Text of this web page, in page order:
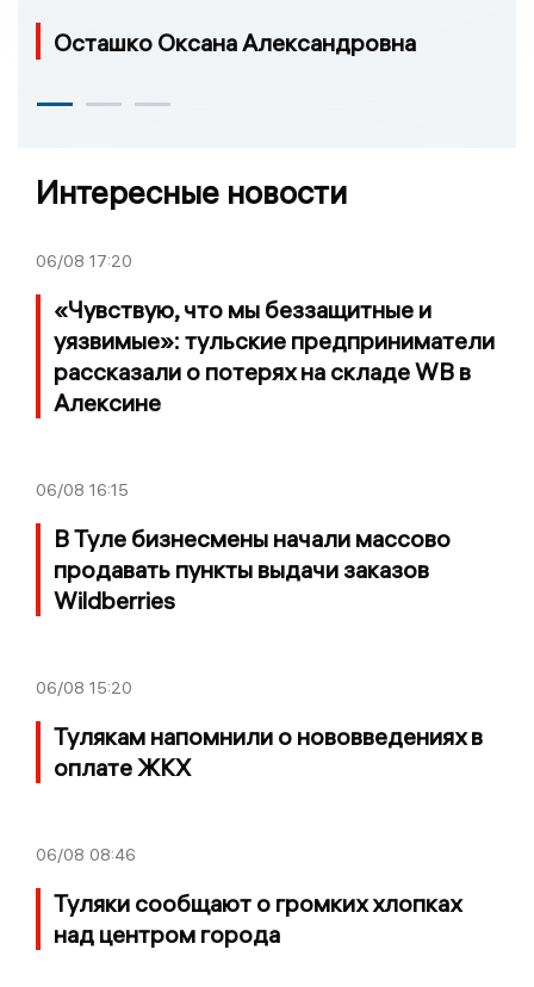
Осташко Оксана Александровна
Интересные новости
06/08 17:20
«Чувствую, что мы беззащитные и
уязвимые»: тульские предприниматели
рассказали о потерях на складе WB в
Алексине
06/08 16:15
В Туле бизнесмены начали массово
продавать пункты выдачи заказов
Wildberries
06/08 15:20
Тулякам напомнили о нововведениях в
оплате ЖКХ
06/08 08:46
Туляки сообщают о громких хлопках
над центром города